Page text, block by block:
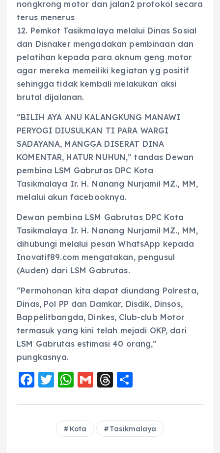
nongkrong motor dan jalan2 protokol secara
terus menerus
12. Pemkot Tasikmalaya melalui Dinas Sosial
dan Disnaker mengadakan pembinaan dan
pelatihan kepada para oknum geng motor
agar mereka memeiliki kegiatan yg positif
sehingga tidak kembali melakukan aksi
brutal dijalanan.
“BILIH AYA ANU KALANGKUNG MANAWI
PERYOGI DIUSULKAN TI PARA WARGI
SADAYANA, MANGGA DISERAT DINA
KOMENTAR, HATUR NUHUN,” tandas Dewan
pembina LSM Gabrutas DPC Kota
Tasikmalaya Ir. H. Nanang Nurjamil MZ., MM,
melalui akun facebooknya.
Dewan pembina LSM Gabrutas DPC Kota
Tasikmalaya Ir. H. Nanang Nurjamil MZ., MM,
dihubungi melalui pesan WhatsApp kepada
Inovatif89.com mengatakan, pengusul
(Auden) dari LSM Gabrutas.
“Permohonan kita dapat diundang Polresta,
Dinas, Pol PP dan Damkar, Disdik, Dinsos,
Bappelitbangda, Dinkes, Club-club Motor
termasuk yang kini telah mejadi OKP, dari
LSM Gabrutas estimasi 40 orang,”
pungkasnya.
F
c
T
it
te
W
a
ts
A
G
ai
l
T
re
a
d
a
re
Kota Tasikmalaya